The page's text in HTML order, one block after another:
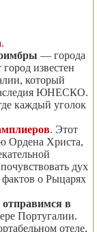
.
— города
известен
который
ЮНЕСКО.
каждый уголок
. Этот
Ордена Христа,
дух
о Рыцарях
в
Португалии.
отеле,